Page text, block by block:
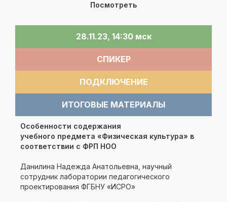
Посмотреть
28.11.23, 14:30 мск
СПИКЕР
ПОДКЛЮЧЕНИЕ
ИТОГОВЫЕ МАТЕРИАЛЫ
Особенности содержания
учебного предмета «Физическая культура» в
соответствии с ФРП НОО
Данилина Надежда Анатольевна, научный
сотрудник лаборатории педагогического
проектирования ФГБНУ «ИСРО»